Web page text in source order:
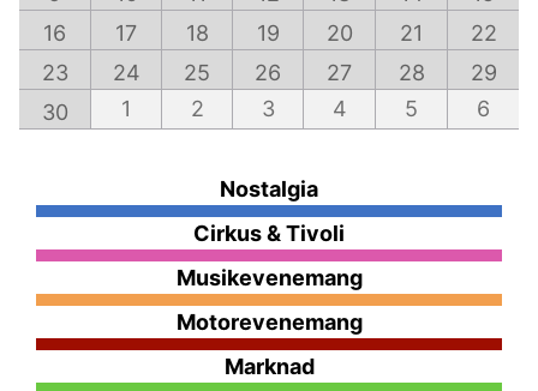
16
17 18 19 20 21
22
23
24 25 26 27 28
29
30
1 2 3 4 5 6
Nostalgia
Cirkus & Tivoli
Musikevenemang
Motorevenemang
Marknad